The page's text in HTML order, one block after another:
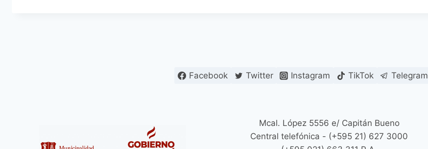
Facebook Twitter Instagram TikTok Telegram
Mcal. López 5556 e/ Capitán Bueno
Central telefónica - (+595 21) 627 3000